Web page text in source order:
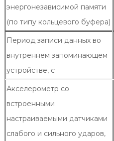
энергонезависимой памяти
(по типу кольцевого буфера)
Период записи данных во
внутреннем запоминающем
устройстве, с
Акселерометр со
встроенными
настраиваемыми датчиками
слабого и сильного ударов,